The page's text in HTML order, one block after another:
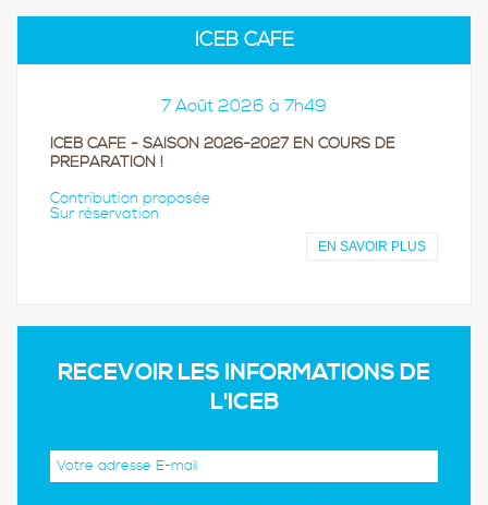
ICEB CAFÉ
7 Août 2026 à 7h49
ICEB CAFÉ - SAISON 2026-2027 EN COURS DE
PRÉPARATION !
Contribution proposée
Sur réservation
EN SAVOIR PLUS
RECEVOIR LES INFORMATIONS DE
L'ICEB